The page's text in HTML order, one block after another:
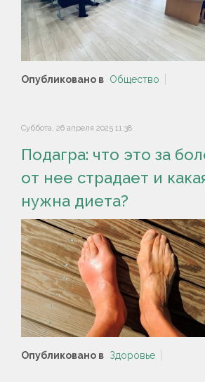
Опубликовано в Общество
Суббота, 26 апреля 2025 11:38
Подагра: что это за
от нее страдает и
нужна диета?
Опубликовано в Здоровье